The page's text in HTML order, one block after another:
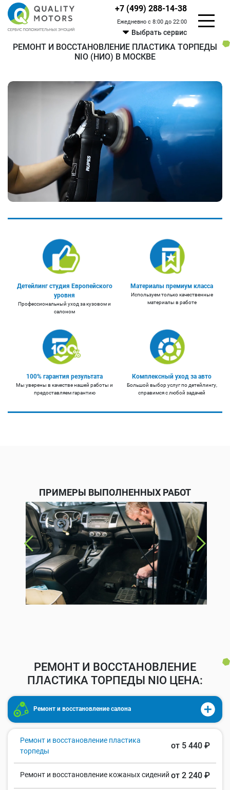
+7 (499) 288-14-38
Ежедневно с 8:00 до 22:00
Выбрать сервис
РЕМОНТ И ВОССТАНОВЛЕНИЕ ПЛАСТИКА ТОРПЕДЫ
NIO (НИО) В МОСКВЕ
Детейлинг студия Европейского
уровня
Профессиональный уход за кузовом и
салоном
Материалы премиум класса
Используем только качественные
материалы в работе
100% гарантия результата
Мы уверены в качестве нашей работы и
предоставляем гарантию
Комплексный уход за авто
Большой выбор услуг по детейлингу,
справимся с любой задачей
ПРИМЕРЫ ВЫПОЛНЕННЫХ РАБОТ
РЕМОНТ И ВОССТАНОВЛЕНИЕ
ПЛАСТИКА ТОРПЕДЫ NIO ЦЕНА:
Ремонт и восстановление салона
Ремонт и восстановление пластика
торпеды
от 5 440 ₽
Ремонт и восстановление кожаных сидений от 2 240 ₽